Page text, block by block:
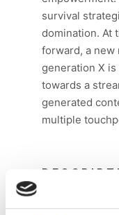
survival
domination. At
forward, a new
generation X
towards a
generated
multiple